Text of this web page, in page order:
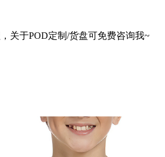
关于POD定制/货盘可免费咨询我~